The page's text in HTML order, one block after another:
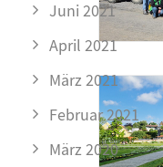
Juni 2021
April 2021
März 2021
Februar 2021
März 2020